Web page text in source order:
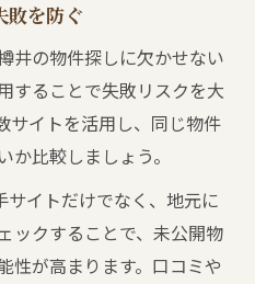
敗を防ぐ
井の物件探しに欠かせない
することで失敗リスクを大
サイトを活用し、同じ物件
比較しましょう。
サイトだけでなく、地元に
ックすることで、未公開物
性が高まります。口コミや